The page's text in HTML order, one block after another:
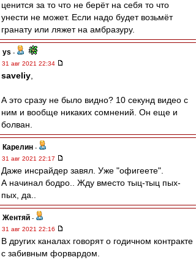
ценится за то что не берёт на себя то что
унести не может. Если надо будет возьмёт
гранату или ляжет на амбразуру.
ys -
31 авг 2021 22:34
saveliy
А это сразу не было видно? 10 секунд видео с
ним и вообще никаких сомнений. Он еще и
болван.
Карелин -
31 авг 2021 22:17
Даже инсрайдер завял. Уже "офигеете".
А начинал бодро.. Жду вместо тыц-тыц пых-
пых, да..
Жентяй -
31 авг 2021 22:16
В других каналах говорят о годичном контракте
с забивным форвардом.